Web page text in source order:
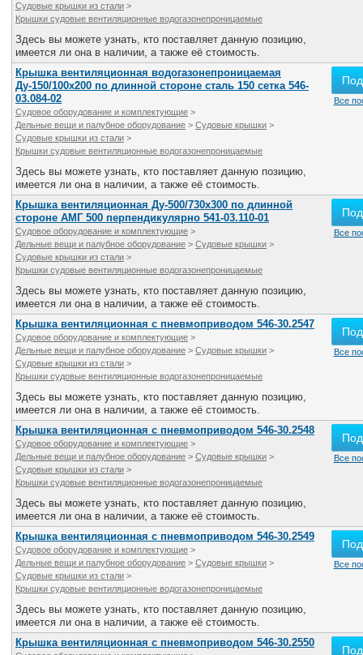
Судовые крышки из стали >
Крышки судовые вентиляционные водогазонепроницаемые
Здесь вы можете узнать, кто поставляет данную позицию,
имеется ли она в наличии, а также её стоимость.
Крышка вентиляционная водогазонепроницаемая
Ду-150/100х200 по длинной стороне сталь 150 сетка 546-
03.084-02
Судовое оборудование и комплектующие >
Дельные вещи и палубное оборудование > Судовые крышки >
Судовые крышки из стали >
Крышки судовые вентиляционные водогазонепроницаемые
Здесь вы можете узнать, кто поставляет данную позицию,
имеется ли она в наличии, а также её стоимость.
Все
Крышка вентиляционная Ду-500/730х300 по длинной
стороне АМГ 500 перпендикулярно 541-03.110-01
Судовое оборудование и комплектующие >
Дельные вещи и палубное оборудование > Судовые крышки >
Судовые крышки из стали >
Крышки судовые вентиляционные водогазонепроницаемые
Здесь вы можете узнать, кто поставляет данную позицию,
имеется ли она в наличии, а также её стоимость.
Все
Крышка вентиляционная с пневмоприводом 546-30.2547
Судовое оборудование и комплектующие >
Дельные вещи и палубное оборудование > Судовые крышки >
Судовые крышки из стали >
Крышки судовые вентиляционные водогазонепроницаемые
Здесь вы можете узнать, кто поставляет данную позицию,
имеется ли она в наличии, а также её стоимость.
Все
Крышка вентиляционная с пневмоприводом 546-30.2548
Судовое оборудование и комплектующие >
Дельные вещи и палубное оборудование > Судовые крышки >
Судовые крышки из стали >
Крышки судовые вентиляционные водогазонепроницаемые
Здесь вы можете узнать, кто поставляет данную позицию,
имеется ли она в наличии, а также её стоимость.
Все
Крышка вентиляционная с пневмоприводом 546-30.2549
Судовое оборудование и комплектующие >
Дельные вещи и палубное оборудование > Судовые крышки >
Судовые крышки из стали >
Крышки судовые вентиляционные водогазонепроницаемые
Здесь вы можете узнать, кто поставляет данную позицию,
имеется ли она в наличии, а также её стоимость.
Все
Крышка вентиляционная с пневмоприводом 546-30.2550